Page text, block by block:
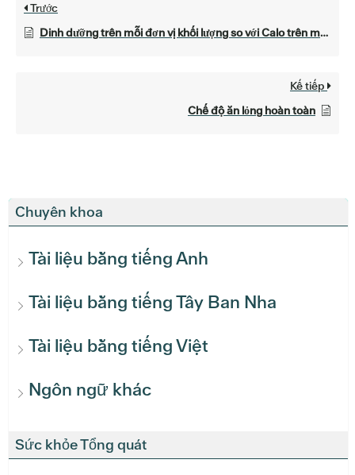
Chuyên khoa
Tài liệu bằng tiếng Anh
Tài liệu bằng tiếng Tây Ban Nha
Tài liệu bằng tiếng Việt
Ngôn ngữ khác
Sức khỏe Tổng quát
Trước
Dinh dưỡng trên mỗi đơn vị khối lượng so với Calo trên mỗi đơn vị khối lượng
Kế tiếp
Chế độ ăn lỏng hoàn toàn